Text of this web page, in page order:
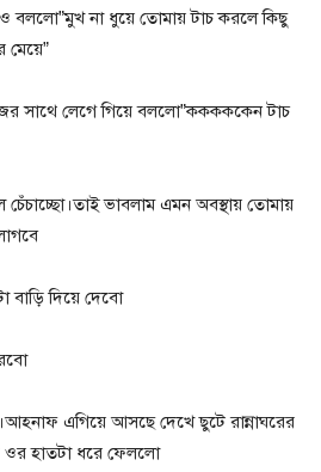
বললো”মুখ না ধুয়ে তোমায় টাচ করলে কিছু
মেয়ে”
সাথে লেগে গিয়ে বললো”কককককেন টাচ
ভাবলাম এমন অবস্থায় তোমায়
বাড়ি দিয়ে দেবো
এগিয়ে আসছে দেখে ছুটে রান্নাঘরের
হাতটা ধরে ফেললো